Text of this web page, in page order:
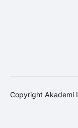
Copyright Akademi